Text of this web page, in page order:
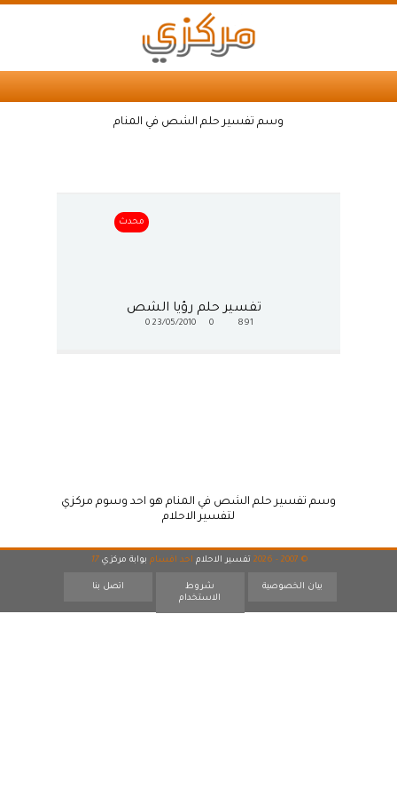
وسم تفسير حلم الشص في المنام
محدث
تفسير حلم رؤيا الشص
891
23/05/2010
0
وسم تفسير حلم الشص في المنام هو احد وسوم مركزي
لتفسير الاحلام
© 2007 - 2026 تفسير الاحلام احد اقسام بوابة مركزي 17
بيان الخصوصية
شروط
الاستخدام
اتصل بنا